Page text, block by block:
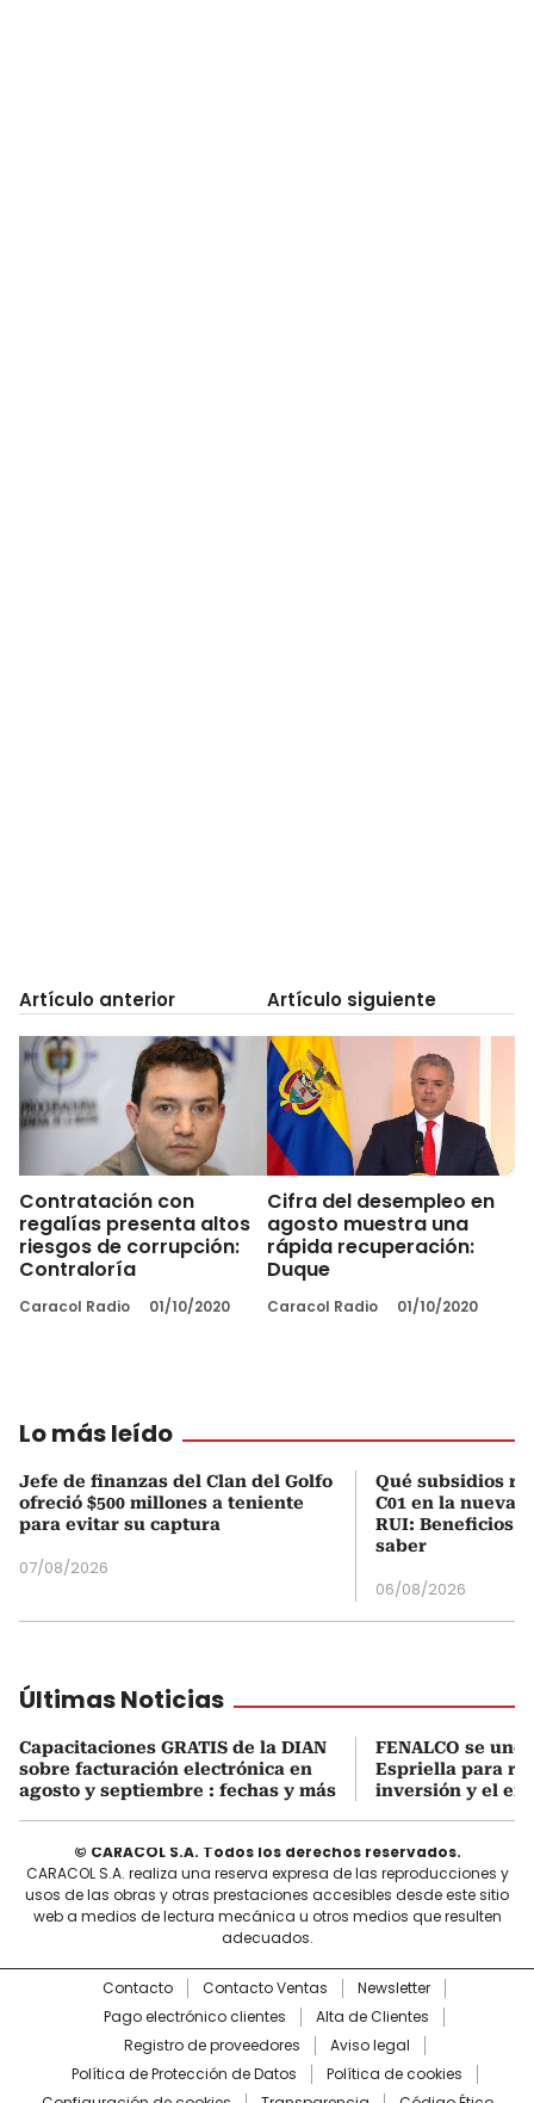
Artículo anterior
Contratación con
regalías presenta altos
riesgos de corrupción:
Contraloría
Caracol Radio 01/10/2020
Artículo siguiente
Cifra del desempleo en
agosto muestra una
rápida recuperación:
Duque
Caracol Radio 01/10/2020
Lo más leído
Jefe de finanzas del Clan del Golfo
ofreció $500 millones a teniente
para evitar su captura
07/08/2026
Qué subsidios
C01 en la nueva
RUI: Beneficios
saber
06/08/2026
Últimas Noticias
Capacitaciones GRATIS de la DIAN
sobre facturación electrónica en
agosto y septiembre : fechas y más
FENALCO se une
Espriella para
inversión y el
© CARACOL S.A. Todos los derechos reservados.
CARACOL S.A. realiza una reserva expresa de las reproducciones y
usos de las obras y otras prestaciones accesibles desde este sitio
web a medios de lectura mecánica u otros medios que resulten
adecuados.
Contacto Contacto Ventas
Newsletter
Pago electrónico clientes
Alta de Clientes
Registro de proveedores
Aviso legal
Política de Protección de Datos
Política de cookies